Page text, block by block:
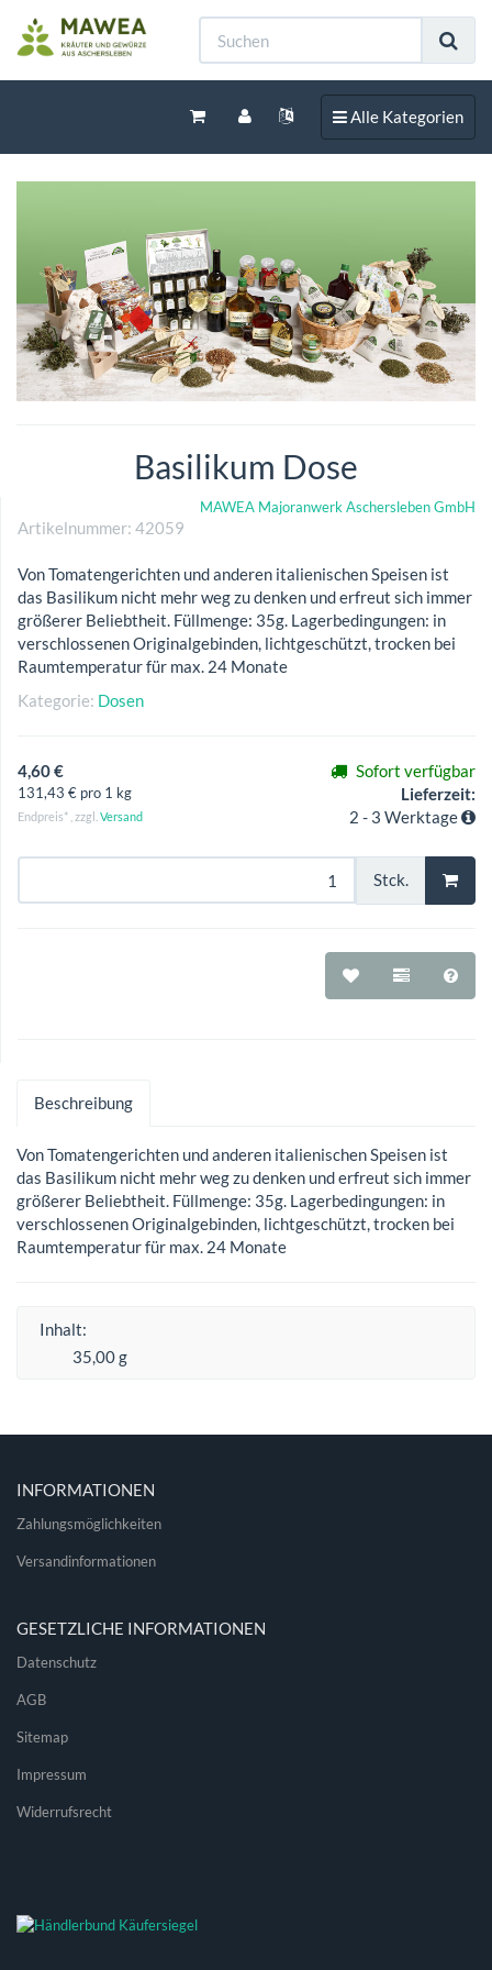
Toggle navigation
Alle Kategorien
Basilikum Dose
MAWEA Majoranwerk Aschersleben GmbH
Artikelnummer: 42059
Von Tomatengerichten und anderen italienischen Speisen ist
das Basilikum nicht mehr weg zu denken und erfreut sich immer
größerer Beliebtheit. Füllmenge: 35g. Lagerbedingungen: in
verschlossenen Originalgebinden, lichtgeschützt, trocken bei
Raumtemperatur für max. 24 Monate
Kategorie: Dosen
4,60 €
131,43 € pro 1 kg
Endpreis* , zzgl. Versand
Sofort verfügbar
Lieferzeit:
2 - 3 Werktage
Stck.
Beschreibung
Von Tomatengerichten und anderen italienischen Speisen ist
das Basilikum nicht mehr weg zu denken und erfreut sich immer
größerer Beliebtheit. Füllmenge: 35g. Lagerbedingungen: in
verschlossenen Originalgebinden, lichtgeschützt, trocken bei
Raumtemperatur für max. 24 Monate
Inhalt:
35,00 g
INFORMATIONEN
Zahlungsmöglichkeiten
Versandinformationen
GESETZLICHE INFORMATIONEN
Datenschutz
AGB
Sitemap
Impressum
Widerrufsrecht